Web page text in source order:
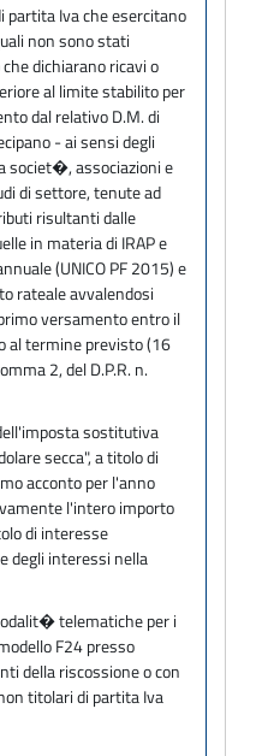
partita Iva che esercitano
non sono stati
dichiarano ricavi o
al limite stabilito per
dal relativo D.M. di
- ai sensi degli
societ�, associazioni e
di settore, tenute ad
risultanti dalle
in materia di IRAP e
(UNICO PF 2015) e
rateale avvalendosi
versamento entro il
al termine previsto (16
2, del D.P.R. n.
sostitutiva
secca", a titolo di
acconto per l'anno
l'intero importo
di interesse
degli interessi nella
telematiche per i
F24 presso
della riscossione o con
titolari di partita Iva